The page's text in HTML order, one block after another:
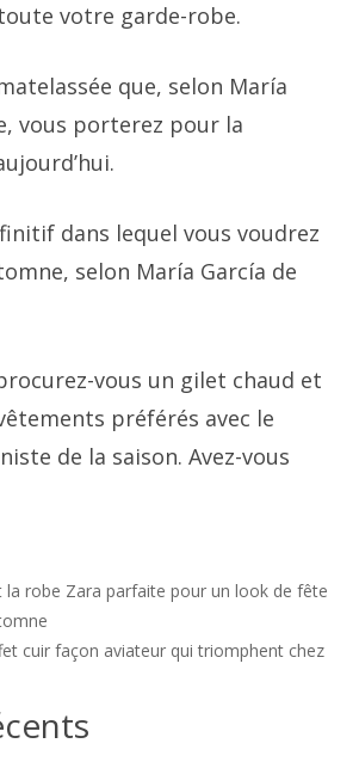
votre garde-robe.
que, selon María
vous porterez pour la
dans lequel vous voudrez
selon María García de
vous un gilet chaud et
préférés avec le
de la saison. Avez-vous
la robe Zara parfaite pour un look de fête
cuir façon aviateur qui triomphent chez